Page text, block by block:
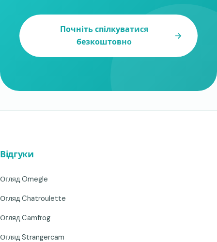
Почніть спілкуватися
безкоштовно
Відгуки
Огляд Omegle
Огляд Chatroulette
Огляд Camfrog
Огляд Strangercam